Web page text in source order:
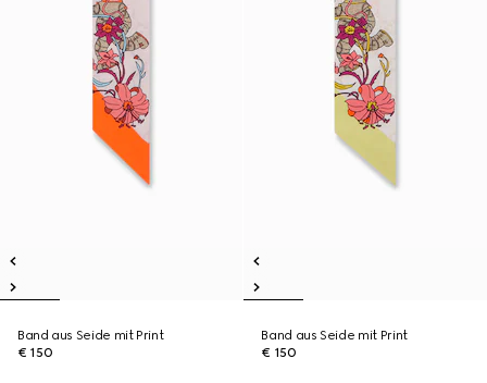
Band aus Seide mit Print
€ 150
Band aus Seide mit Print
€ 150